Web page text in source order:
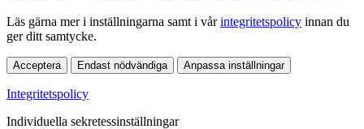
Läs gärna mer i inställningarna samt i vårintegritetspolicy innan du
ger ditt samtycke.
Acceptera Endast nödvändiga Anpassa inställningar
Integritetspolicy
Individuella sekretessinställningar